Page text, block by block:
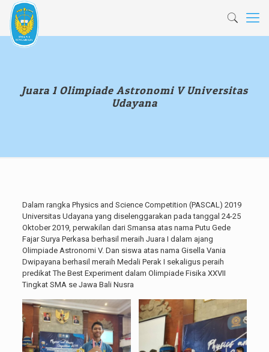
Juara 1 Olimpiade Astronomi V Universitas
Udayana
Dalam rangka Physics and Science Competition (PASCAL) 2019
Universitas Udayana yang diselenggarakan pada tanggal 24-25
Oktober 2019, perwakilan dari Smansa atas nama Putu Gede
Fajar Surya Perkasa berhasil meraih Juara I dalam ajang
Olimpiade Astronomi V. Dan siswa atas nama Gisella Vania
Dwipayana berhasil meraih Medali Perak I sekaligus peraih
predikat The Best Experiment dalam Olimpiade Fisika XXVII
Tingkat SMA se Jawa Bali Nusra